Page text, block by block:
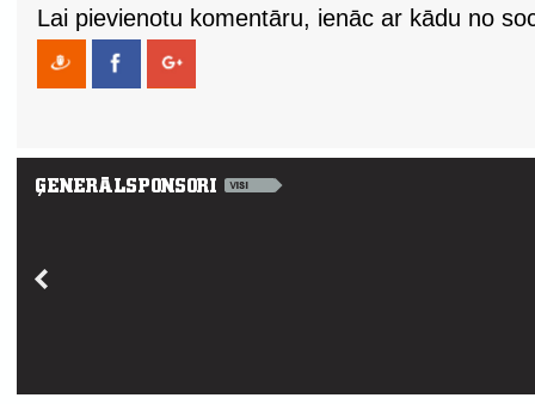
Lai pievienotu komentāru, ienāc ar kādu no